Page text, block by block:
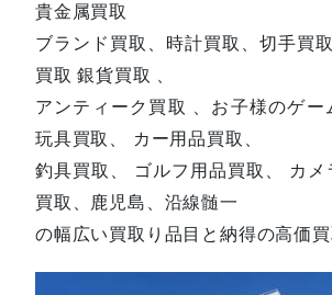
貴金属買取
ブランド買取、時計買取、切手買
買取 銀貨買取 、
アンティーク買取 、お子様のゲー
玩具買取、 カー用品買取、
釣具買取、 ゴルフ用品買取、 カ
買取、鹿児島、沿線髄一
の幅広い買取り品目と納得の高価買